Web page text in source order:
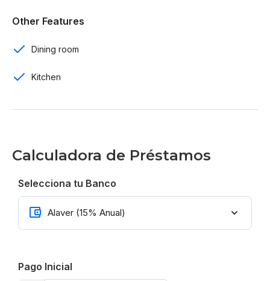
Parque ecológico
Piazza Italiana
Museo de la Historia Dominicana
Other Features
Dining room
Kitchen
Calculadora de Préstamos
Selecciona tu Banco
Pago Inicial